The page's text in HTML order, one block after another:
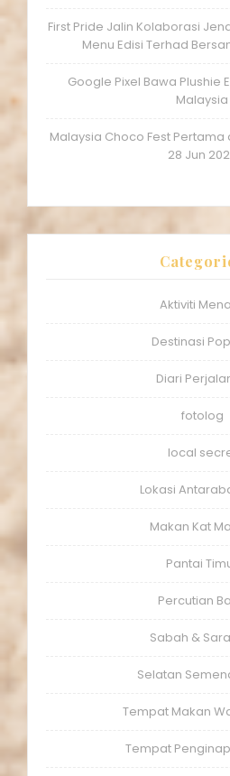
First Pride Jalin Kolaborasi
Menu Edisi Terhad
Google Pixel Bawa Plushie
Malaysia
Malaysia Choco Fest Pertama
28 Jun
Aktiviti
Destinasi
Diari
fotolog
local
Lokasi
Makan Kat
Pantai
Percutian
Sabah &
Selatan
Tempat Makan
Tempat